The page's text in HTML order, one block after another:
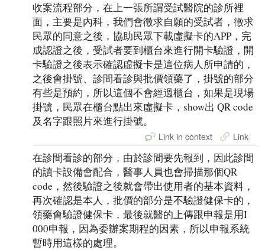
收案流程部分，在上一張所謂受試醫院的診所裡
面，主要是內科，我們會徵求自願的受試者，徵求
民眾的同意之後，協助民眾下載虛擬卡的APP，完
成認證之後，受試者要到櫃台來進行開卡驗證，開
卡驗證之後表示確認虛擬卡是這位病人所申請的，
之後會掛號、診間看診與批價領藥了，掛號的部分
有些是預約，所以這個不會經過櫃台，如果是現場
掛號，民眾在櫃台點出來虛擬卡，show出 QR code
及名字跟照片來進行掛號。
Link in context Link
在診間看診的部分，由於診間要先報到，因此診間
的讀卡設備會配合，醫事人員也會掃描那個QR
code，然後驗證之後就會帶出使用者的基本資料，
再次確認是本人，批價的部分是不驗證健保卡的，
領藥會驗證健保卡，最後就醫的上傳跟申報是用I
000申報，因為委辦案期程的因素，所以申報系統
暫時用這樣的處理。